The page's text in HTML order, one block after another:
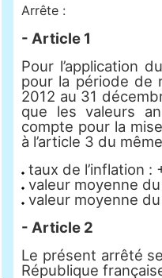
Arrête :
- Article 1
Pour l’application
pour la période de
2012 au 31
que les valeurs
compte pour la
à l’article 3 du
taux de l’inflation :
valeur moyenne
valeur moyenne
- Article 2
Le présent arrêté
République